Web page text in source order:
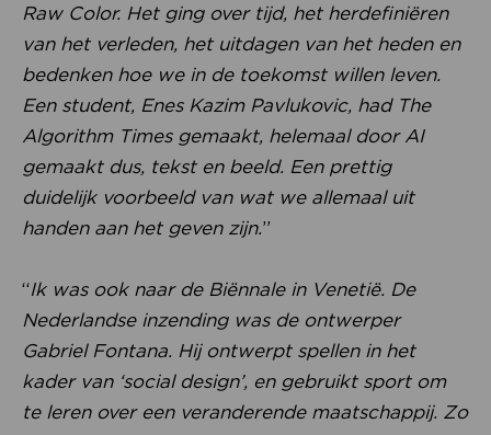
Raw Color. Het ging over tijd, het herdefiniëren
van het verleden, het uitdagen van het heden en
bedenken hoe we in de toekomst willen leven.
Een student, Enes Kazim Pavlukovic, had The
Algorithm Times gemaakt, helemaal door AI
gemaakt dus, tekst en beeld. Een prettig
duidelijk voorbeeld van wat we allemaal uit
handen aan het geven zijn.”
“Ik was ook naar de Biënnale in Venetië. De
Nederlandse inzending was de ontwerper
Gabriel Fontana. Hij ontwerpt spellen in het
kader van ‘social design’, en gebruikt sport om
te leren over een veranderende maatschappij. Zo